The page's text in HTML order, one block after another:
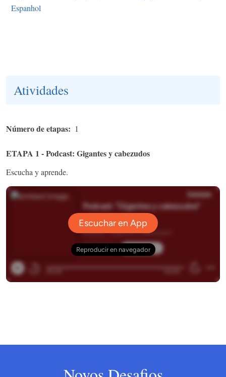
Espanhol
Atividades
Número de etapas 1
ETAPA 1 - Podcast: Gigantes y cabezudos
Escucha y aprende.